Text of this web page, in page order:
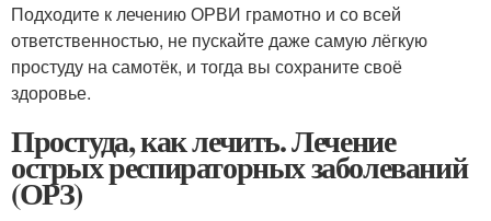
Подходите к лечению ОРВИ грамотно и со всей
ответственностью, не пускайте даже самую лёгкую
простуду на самотёк, и тогда вы сохраните своё
здоровье.
Простуда, как лечить. Лечение
острых респираторных заболеваний
(ОРЗ)